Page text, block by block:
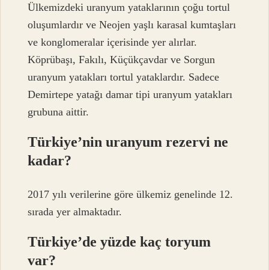
Ülkemizdeki uranyum yataklarının çoğu tortul
oluşumlardır ve Neojen yaşlı karasal kumtaşları
ve konglomeralar içerisinde yer alırlar.
Köprübaşı, Fakılı, Küçükçavdar ve Sorgun
uranyum yatakları tortul yataklardır. Sadece
Demirtepe yatağı damar tipi uranyum yatakları
grubuna aittir.
Türkiye’nin uranyum rezervi ne
kadar?
2017 yılı verilerine göre ülkemiz genelinde 12.
sırada yer almaktadır.
Türkiye’de yüzde kaç toryum
var?